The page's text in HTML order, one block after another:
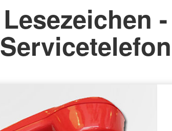
Lesezeichen -
Servicetelefon